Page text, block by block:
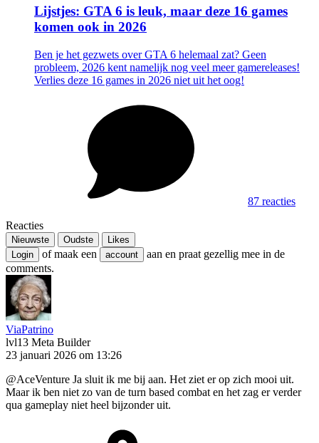
Lijstjes: GTA 6 is leuk, maar deze 16 games
komen ook in 2026
Ben je het gezwets over GTA 6 helemaal zat? Geen
probleem, 2026 kent namelijk nog veel meer gamereleases!
Verlies deze 16 games in 2026 niet uit het oog!
87 reacties
Reacties
Nieuwste Oudste
Likes
Login
of maak een account
aan en praat gezellig mee in de
comments.
ViaPatrino
lvl13 Meta Builder
23 januari 2026 om 13:26
@AceVenture Ja sluit ik me bij aan. Het ziet er op zich mooi uit.
Maar ik ben niet zo van de turn based combat en het zag er verder
qua gameplay niet heel bijzonder uit.